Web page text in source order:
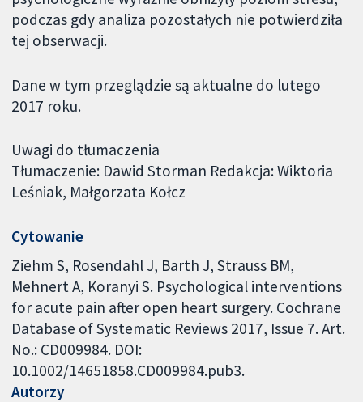
podczas gdy analiza pozostałych nie potwierdziła
tej obserwacji.
Dane w tym przeglądzie są aktualne do lutego
2017 roku.
Uwagi do tłumaczenia
Tłumaczenie: Dawid Storman Redakcja: Wiktoria
Leśniak, Małgorzata Kołcz
Cytowanie
Ziehm S, Rosendahl J, Barth J, Strauss BM,
Mehnert A, Koranyi S. Psychological interventions
for acute pain after open heart surgery. Cochrane
Database of Systematic Reviews 2017, Issue 7. Art.
No.: CD009984. DOI:
10.1002/14651858.CD009984.pub3.
Autorzy